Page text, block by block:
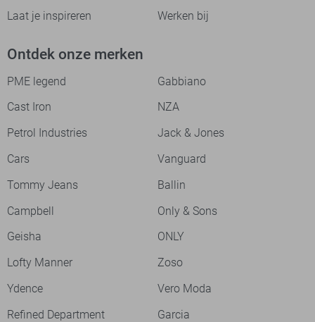
Laat je inspireren Werken bij
Ontdek onze merken
PME legend
Gabbiano
Cast Iron
NZA
Petrol Industries
Jack & Jones
Cars
Vanguard
Tommy Jeans
Ballin
Campbell
Only & Sons
Geisha
ONLY
Lofty Manner
Zoso
Ydence
Vero Moda
Refined Department
Garcia